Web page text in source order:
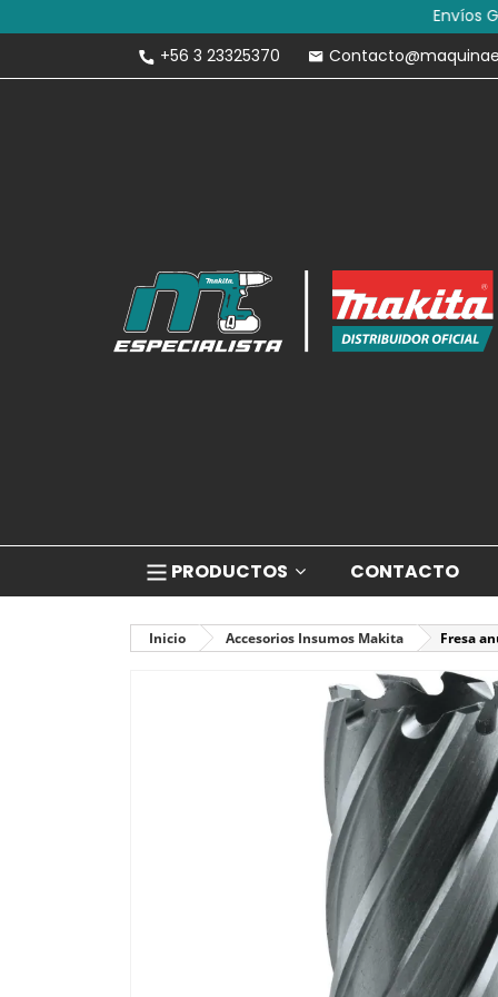
Envíos
+56 3 23325370
PRODUCTOS CONTACTO
Inicio Accesorios Insumos Makita Fresa